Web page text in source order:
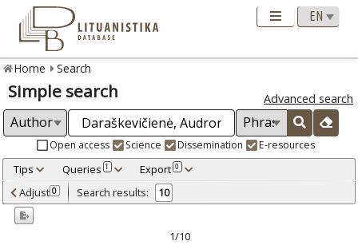
Home Search
Simple search Advanced search
Open access Science Dissemination E-resources
Tips Queries 1 Export 0
Adjusted by criteria 0
Year
Adjust 0 Search results: 10
1/10